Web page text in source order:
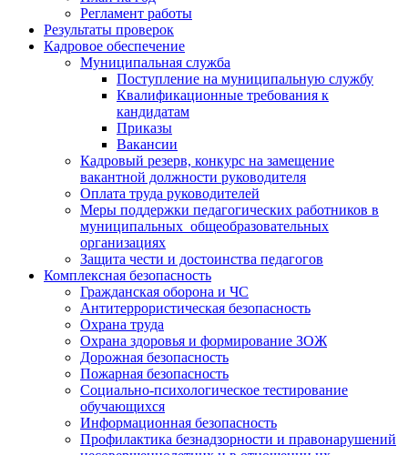
Регламент работы
Результаты проверок
Кадровое обеспечение
Муниципальная служба
Поступление на муниципальную службу
Квалификационные требования к
кандидатам
Приказы
Вакансии
Кадровый резерв, конкурс на замещение
вакантной должности руководителя
Оплата труда руководителей
Меры поддержки педагогических работников в
муниципальных общеобразовательных
организациях
Защита чести и достоинства педагогов
Комплексная безопасность
Гражданская оборона и ЧС
Антитеррористическая безопасность
Охрана труда
Охрана здоровья и формирование ЗОЖ
Дорожная безопасность
Пожарная безопасность
Социально-психологическое тестирование
обучающихся
Информационная безопасность
Профилактика безнадзорности и правонарушений